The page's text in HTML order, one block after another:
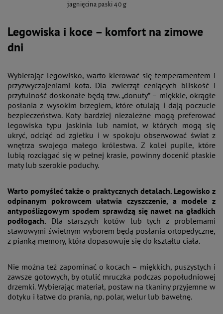
jagnięcina paski 40 g
Legowiska i koce – komfort na zimowe
dni
Wybierając legowisko, warto kierować się temperamentem i
przyzwyczajeniami kota. Dla zwierząt ceniących bliskość i
przytulność doskonałe będą tzw. „donuty” – miękkie, okrągłe
posłania z wysokim brzegiem, które otulają i dają poczucie
bezpieczeństwa. Koty bardziej niezależne mogą preferować
legowiska typu jaskinia lub namiot, w których mogą się
ukryć, odciąć od zgiełku i w spokoju obserwować świat z
wnętrza swojego małego królestwa. Z kolei pupile, które
lubią rozciągać się w pełnej krasie, powinny docenić płaskie
maty lub szerokie poduchy.
Warto pomyśleć także o praktycznych detalach. Legowisko z
odpinanym pokrowcem ułatwia czyszczenie, a modele z
antypoślizgowym spodem sprawdzą się nawet na gładkich
podłogach. Dla starszych kotów lub tych z problemami
stawowymi świetnym wyborem będą posłania ortopedyczne,
z pianką memory, która dopasowuje się do kształtu ciała.
Nie można też zapominać o kocach – miękkich, puszystych i
zawsze gotowych, by otulić mruczka podczas popołudniowej
drzemki. Wybierając materiał, postaw na tkaniny przyjemne w
dotyku i łatwe do prania, np. polar, welur lub bawełnę.